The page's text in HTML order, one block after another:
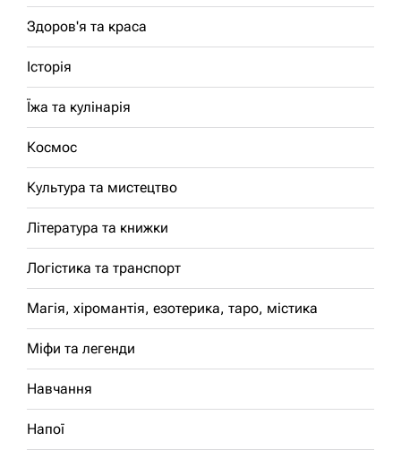
Здоров'я та краса
Історія
Їжа та кулінарія
Космос
Культура та мистецтво
Література та книжки
Логістика та транспорт
Магія, хіромантія, езотерика, таро, містика
Міфи та легенди
Навчання
Напої